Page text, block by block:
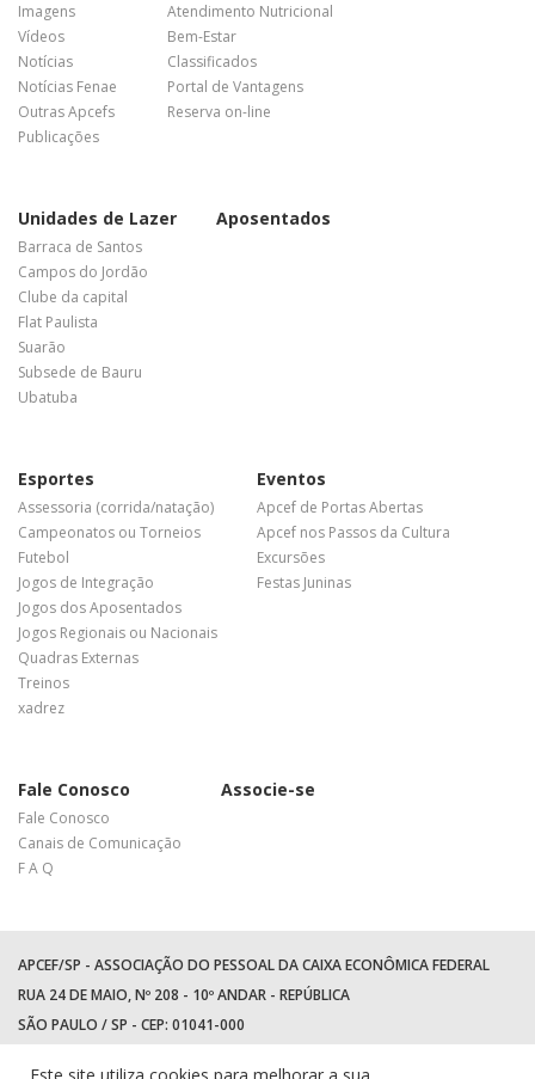
Imagens
Vídeos
Notícias
Notícias Fenae
Outras Apcefs
Publicações
Atendimento Nutricional
Bem-Estar
Classificados
Portal de Vantagens
Reserva on-line
Unidades de Lazer
Barraca de Santos
Campos do Jordão
Clube da capital
Flat Paulista
Suarão
Subsede de Bauru
Ubatuba
Aposentados
Esportes
Assessoria (corrida/natação)
Campeonatos ou Torneios
Futebol
Jogos de Integração
Jogos dos Aposentados
Jogos Regionais ou Nacionais
Quadras Externas
Treinos
xadrez
Eventos
Apcef de Portas Abertas
Apcef nos Passos da Cultura
Excursões
Festas Juninas
Fale Conosco
Fale Conosco
Canais de Comunicação
F A Q
Associe-se
APCEF/SP - ASSOCIAÇÃO DO PESSOAL DA CAIXA ECONÔMICA FEDERAL
RUA 24 DE MAIO, Nº 208 - 10º ANDAR - REPÚBLICA
SÃO PAULO / SP - CEP: 01041-000